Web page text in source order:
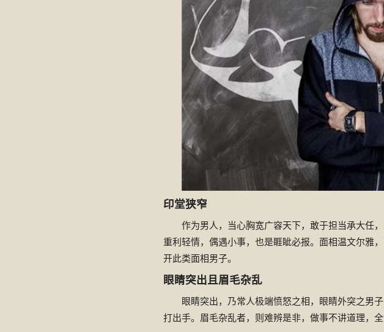
印堂狭窄
作为男人，当心胸宽广容天下，敢于担当承大任
重利轻情，偶遇小事，也是睚眦必报。面相温文尔雅
开此类面相男子。
眼睛突出且眉毛杂乱
眼睛突出，乃常人极端愤怒之相，眼睛外突之男
打出手。眉毛杂乱者，则难辨是非，做事不讲道理，全